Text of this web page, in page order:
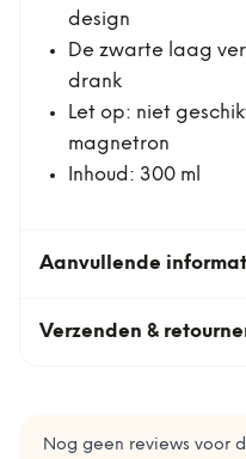
design
De zwarte laag
drank
Let op: niet
magnetron
Inhoud: 300 ml
Aanvullende
Verzenden &
Nog geen reviews voor